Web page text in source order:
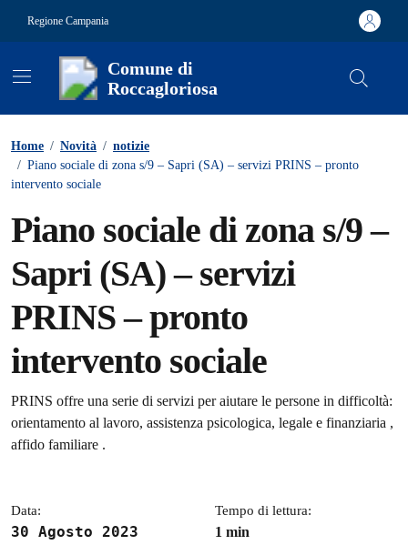
Regione Campania
Comune di
Roccagloriosa
Home / Novità / notizie
/ Piano sociale di zona s/9 – Sapri (SA) – servizi PRINS – pronto
intervento sociale
Piano sociale di zona s/9 –
Sapri (SA) – servizi
PRINS – pronto
intervento sociale
Dettagli della notizia
PRINS offre una serie di servizi per aiutare le persone in difficoltà:
orientamento al lavoro, assistenza psicologica, legale e finanziaria ,
affido familiare .
Data:
30 Agosto 2023
Tempo di lettura:
1 min